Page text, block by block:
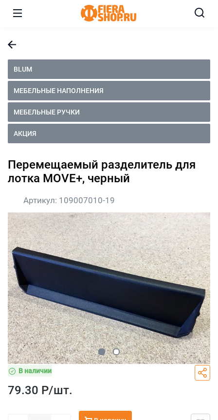
BLUM
МЕБЕЛЬНЫЕ НАПОЛНЕНИЯ
МЕБЕЛЬНЫЕ РУЧКИ
АКЦИЯ
Перемещаемый разделитель для
лотка MOVE+, черный
Артикул: 109007010-19
В наличии
79.30 Р/шт.